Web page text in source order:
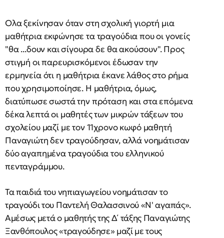
Ολα ξεκίνησαν όταν στη σχολική γιορτή μια
μαθήτρια εκφώνησε τα τραγούδια που οι γονείς
"θα ...δουν και σίγουρα δε θα ακούσουν". Προς
στιγμή οι παρευρισκόμενοι έδωσαν την
ερμηνεία ότι η μαθήτρια έκανε λάθος στο ρήμα
που χρησιμοποίησε. Η μαθήτρια, όμως,
διατύπωσε σωστά την πρόταση και στα επόμενα
δέκα λεπτά οι μαθητές των μικρών τάξεων του
σχολείου μαζί με τον 11χρονο κωφό μαθητή
Παναγιώτη δεν τραγούδησαν, αλλά νοημάτισαν
δύο αγαπημένα τραγούδια του ελληνικού
πενταγράμμου.
Τα παιδιά του νηπιαγωγείου νοημάτισαν το
τραγούδι του Παντελή Θαλασσινού «Ν' αγαπάς».
Αμέσως μετά ο μαθητής της Δ΄ τάξης Παναγιώτης
Ξανθόπουλος «τραγούδησε» μαζί με τους